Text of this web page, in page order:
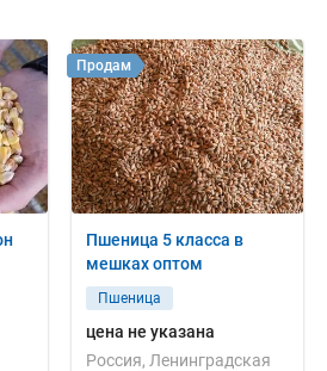
Пшеница 5 класса в
мешках оптом
Пшеница
цена не указана
Россия, Ленинградская
Продам